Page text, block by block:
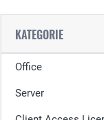
KATEGORIE
Office
Server